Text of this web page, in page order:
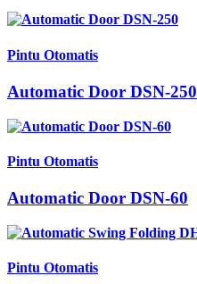
Pintu Otomatis
Automatic Door DSN-250
Pintu Otomatis
Automatic Door DSN-60
Pintu Otomatis